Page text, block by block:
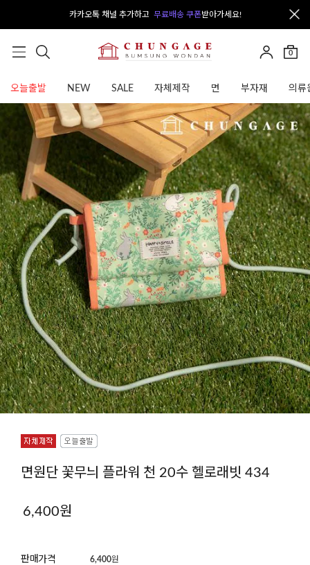
카카오톡 채널 추가하고 무료배송 쿠폰받아가세요!
0
오늘출발 NEW SALE 자체제작 면 부자재 의류
면원단 꽃무늬 플라워 천 20수 헬로래빗 434
6,400원
판매가격 6,400원